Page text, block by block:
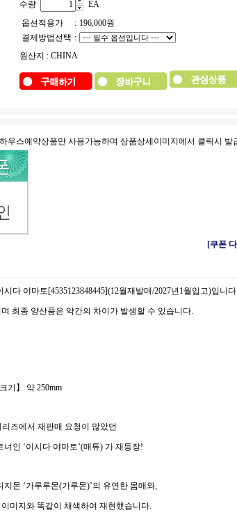
수량
EA
옵션적용가
: 196,000원
결제방법선택 :
원산지 : CHINA
우스예약상품만 사용가능하며 상품상세이미지에서 클릭시 발
[쿠폰
다 야마토[4535123848445](12월재발매/2027년1월입고)입니다.
최종 양산품은 약간의 차이가 발생할 수 있습니다.
크기】 약 250mm
리즈에서 재판매 요청이 많았던
너인 ‘이시다 야마토’(매튜) 가 재등장!
몬 ‘가루루몬(가루몬)’의 유연한 몸매와,
미지와 똑같이 채색하여 재현했습니다.